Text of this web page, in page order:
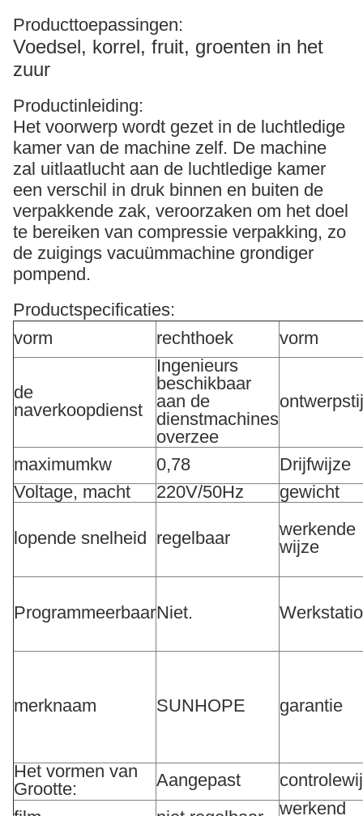
Producttoepassingen:
Voedsel, korrel, fruit, groenten in het
zuur
Productinleiding:
Het voorwerp wordt gezet in de luchtledige
kamer van de machine zelf. De machine
zal uitlaatlucht aan de luchtledige kamer
een verschil in druk binnen en buiten de
verpakkende zak, veroorzaken om het doel
te bereiken van compressie verpakking, zo
de zuigings vacuümmachine grondiger
pompend.
Productspecificaties:
vorm
rechthoek vorm
de
naverkoopdienst
Ingenieurs
beschikbaar
aan de
dienstmachines
overzee
maximumkw 0,78
Drijfwijze
Voltage, macht
220V/50Hz gewicht
lopende snelheid regelbaar
werkende
wijze
ProgrammeerbaarNiet.
merknaam SUNHOPE garantie
Het vormen van
Grootte:
Aangepast
werkend